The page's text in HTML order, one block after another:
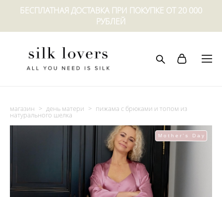
БЕСПЛАТНАЯ ДОСТАВКА ПРИ ПОКУПКЕ ОТ 20 000
РУБЛЕЙ
магазин > день матери > пижама с брюками и топом из
натурального шелка
Mother's Day